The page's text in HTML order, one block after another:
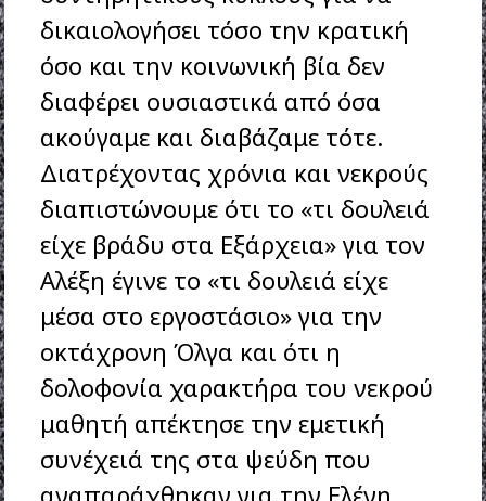
δικαιολογήσει τόσο την κρατική
όσο και την κοινωνική βία δεν
διαφέρει ουσιαστικά από όσα
ακούγαμε και διαβάζαμε τότε.
Διατρέχοντας χρόνια και νεκρούς
διαπιστώνουμε ότι το «τι δουλειά
είχε βράδυ στα Εξάρχεια» για τον
Αλέξη έγινε το «τι δουλειά είχε
μέσα στο εργοστάσιο» για την
οκτάχρονη Όλγα και ότι η
δολοφονία χαρακτήρα του νεκρού
μαθητή απέκτησε την εμετική
συνέχειά της στα ψεύδη που